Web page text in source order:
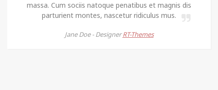
massa. Cum sociis natoque penatibus et magnis dis
parturient montes, nascetur ridiculus mus.
Jane Doe -Designer RT-Themes